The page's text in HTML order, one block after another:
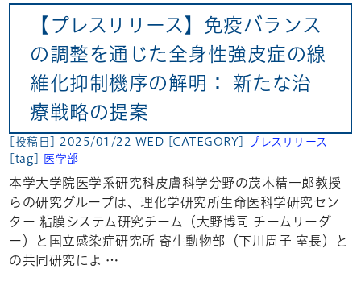
【プレスリリース】免疫バランス
の調整を通じた全身性強皮症の線
維化抑制機序の解明： 新たな治
療戦略の提案
[投稿日] 2025/01/22 WED [CATEGORY]
プレスリリース
[tag]
医学部
本学大学院医学系研究科皮膚科学分野の茂木精一郎教授
らの研究グループは、理化学研究所生命医科学研究セン
ター 粘膜システム研究チーム（大野博司 チームリーダ
ー）と国立感染症研究所 寄生動物部（下川周子 室長）と
の共同研究によ …